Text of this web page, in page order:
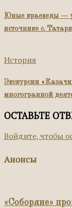
Юные краеведы —
источнике с.
История
Экскурсии
многогранной
ОСТАВЬТЕ
Войдите, чтобы
Анонсы
«Соборяне»